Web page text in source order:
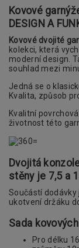
Kovové
DESIGN A
Kovové dvojité
kolekci, která
moderní design.
souhlad mezi
Jedná se o
Kvalita, způsob
Kvalitní
životnost této
Dvojitá
stěny je 7,5 a
Součástí
ukotvení držáku
Sada
Pro délku